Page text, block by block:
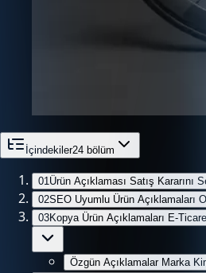
İçindekiler24 bölüm
01 Ürün Açıklaması Satış Kararını
02SEO Uyumlu Ürün Açıklamaları
03Kopya Ürün Açıklamaları E-
Özgün Açıklamalar Marka